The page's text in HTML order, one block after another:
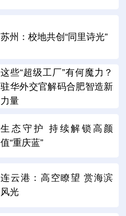
苏州：校地共创“同里诗光”
这些“超级工厂”有何魔力？
驻华外交官解码合肥智造新
力量
生态守护 持续解锁高颜
值“重庆蓝”
连云港：高空瞭望 赏海滨
风光